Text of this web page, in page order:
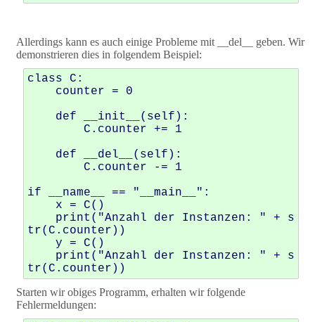
Allerdings kann es auch einige Probleme mit __del__ geben. Wir
demonstrieren dies in folgendem Beispiel:
class C:
if __name__ == "__main__":
tr(C.counter))
Starten wir obiges Programm, erhalten wir folgende
Fehlermeldungen: